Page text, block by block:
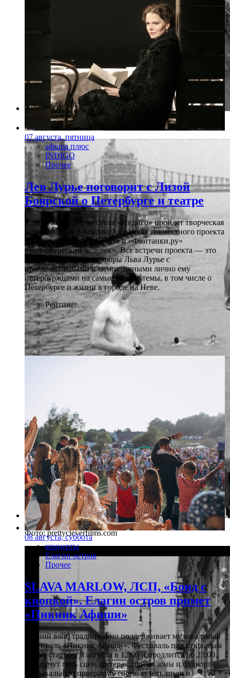
Фото: prettycleverfilms.com
Фото: prettycleverfilms.com
07 августа, пятница
афиша плюс
INDIGO
Прочее
Лев Лурье поговорит с Лизой
Боярской о Петербурге и театре
7 августа в атриуме отеля «Индиго» пройдет творческая
встреча с Лизой Боярской в рамках совместного проекта
Дома культуры Льва Лурье и «Фонтанки.ру»
«Петербургский человек». Все встречи проекта — это
почти домашние разговоры Льва Лурье с
примечательными и симпатичными лично ему
петербуржцами на самые разные темы, в том числе о
Петербурге и жизни в городе на Неве.
Рейтинг:
08 августа, суббота
концерты
Елагин остров
Прочее
SLAVA MARLOW, ЛСП, «Бонд с
кнопкой». Елагин остров примет
«Пикник Афиши»
Летний вайб традиционно поддерживает музыкальный
фестиваль «Пикник Афиши». Фестиваль под открытым
небом стартует 8 августа в 12:00 и продлится до 23:00.
Развернут пять сцен, интерактивные зоны и фудкорт.
Музыкальную программу составят рэп, инди и